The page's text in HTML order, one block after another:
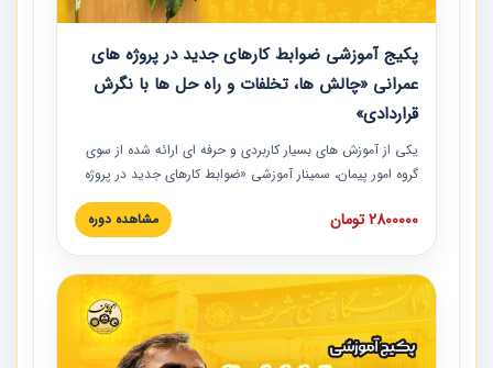
پکیج آموزشی ضوابط کارهای جدید در پروژه های
عمرانی «چالش ها، تخلفات و راه حل ها با نگرش
قراردادی»
یکی از آموزش‏‏‏‏‏‏ های بسیار کاربردی و حرفه‏ ای ارائه شده از سوی
گروه امور پیمان، سمینار آموزشی «ضوابط کارهای جدید در پروژه
های عمرانی» چالش ها، تخلفات و راه حل ها با نگرش قراردادی
است که در محل سندیکای شرکت های ساختمانی کشور ارائه شد.
مدارک پیمان به همراه تجربیات عملی ارائه شده است.
2800000 تومان مشاهده دوره